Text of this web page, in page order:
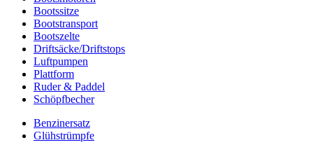
Bootssitze
Bootstransport
Bootszelte
Driftsäcke/Driftstops
Luftpumpen
Plattform
Ruder & Paddel
Schöpfbecher
Benzinersatz
Glühstrümpfe